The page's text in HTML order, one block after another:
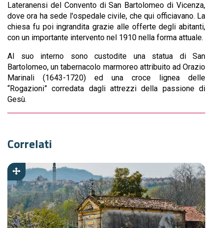
Lateranensi del Convento di San Bartolomeo di Vicenza,
dove ora ha sede l'ospedale civile, che qui officiavano. La
chiesa fu poi ingrandita grazie alle offerte degli abitanti,
con un importante intervento nel 1910 nella forma attuale.
Al suo interno sono custodite una statua di San
Bartolomeo, un tabernacolo marmoreo attribuito ad Orazio
Marinali (1643-1720) ed una croce lignea delle
“Rogazioni” corredata dagli attrezzi della passione di
Gesù.
Correlati